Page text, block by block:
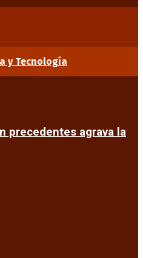
y Tecnología
precedentes agrava la